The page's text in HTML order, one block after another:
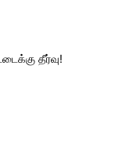
தீர்வு!